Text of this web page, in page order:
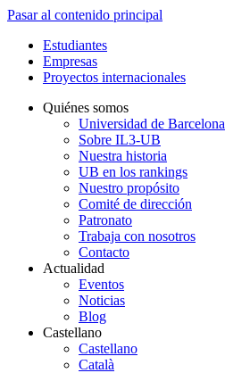
Pasar al contenido principal
Estudiantes
Empresas
Proyectos internacionales
Quiénes somos
Universidad de Barcelona
Sobre IL3-UB
Nuestra historia
UB en los rankings
Nuestro propósito
Comité de dirección
Patronato
Trabaja con nosotros
Contacto
Actualidad
Eventos
Noticias
Blog
Castellano
Castellano
Català